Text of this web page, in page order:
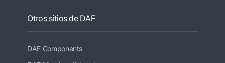
Otros sitios de DAF
DAF Components